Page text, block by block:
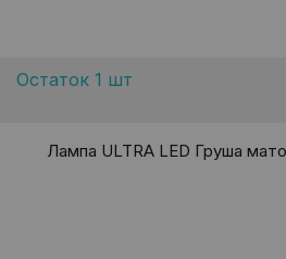
Остаток 1 шт
Лампа ULTRA LED Груша